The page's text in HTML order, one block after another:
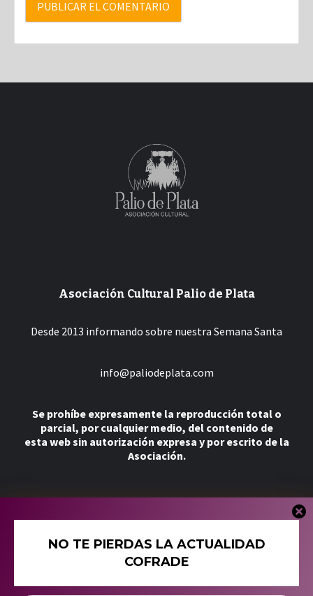
NO TE PIERDAS LA ACTUALIDAD
COFRADE
Asociación Cultural Palio de Plata
Desde 2013 informando sobre nuestra Semana Santa
info@paliodeplata.com
Se prohíbe expresamente la reproducción total o
parcial, por cualquier medio, del contenido de
esta web sin autorización expresa y por escrito de la
Asociación.
Tienda
Política de Cookies